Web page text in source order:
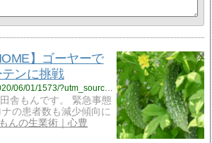
】ゴーヤーで
ンに挑戦
http://countryman.work/2020/06/01/1573/?utm_source=rss&utm_medium=rss&utm_campaign=%25e3%2580%2590enjoy-stay-home%25e3%2580%2591%25e3%2582%25b4%25e3%2583%25bc%25e3%2583%25a4%25e3%2581%25a7%25e4%25bd%259c%25e3%2582%258b%25e3%2582%25b0%25e3%2583%25aa%25e3%2583%25bc%25e3%2583%25b3%25e3%2582%25ab%25e3%2583%25bc%25e3%2583%2586%25e3%2583%25b3%25e3%2581%25ab%25e6%258c%2591%25e6%2588%25a6
舎もんです。 緊急事態
の患者数も減少傾向に
んの生業術｜心豊